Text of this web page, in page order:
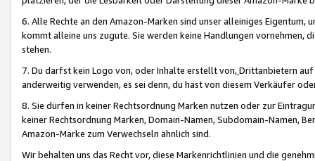
6. Alle Rechte an den Amazon-Marken sind unser alleiniges
kommt alleine uns zugute. Sie werden keine Handlungen vornehmen,
stehen.
7. Du darfst kein Logo von, oder Inhalte erstellt von,Drittanbietern auf
anderweitig verwenden, es sei denn, du hast von diesem Verkäufer
8. Sie dürfen in keiner Rechtsordnung Marken nutzen oder zur
keiner Rechtsordnung Marken, Domain-Namen, Subdomain-Namen,
Amazon-Marke zum Verwechseln ähnlich sind.
Wir behalten uns das Recht vor, diese Markenrichtlinien und die